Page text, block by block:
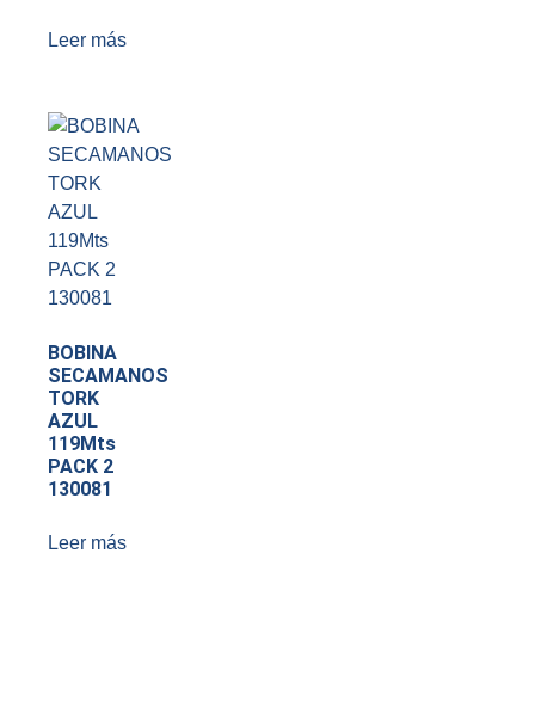
Leer más
BOBINA
SECAMANOS
TORK
AZUL
119Mts
PACK 2
130081
Leer más